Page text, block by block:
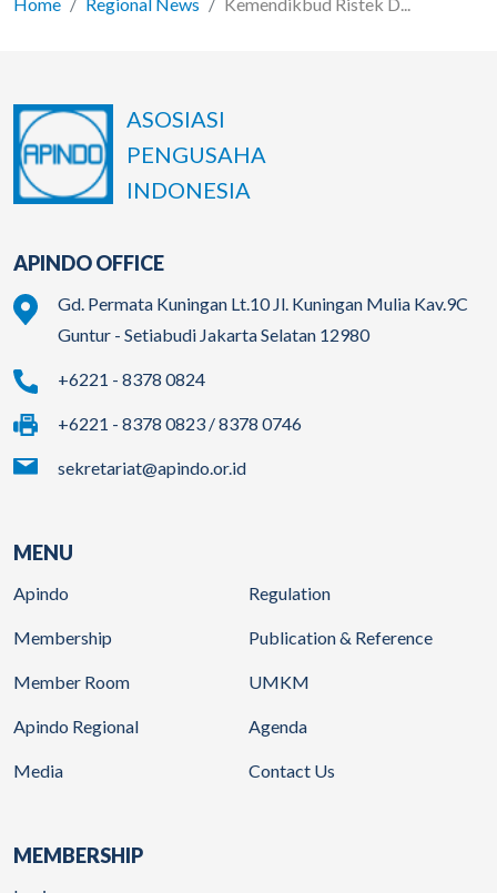
ASOSIASI
PENGUSAHA
INDONESIA
APINDO OFFICE
Gd. Permata Kuningan Lt.10 Jl. Kuningan Mulia Kav.9C
Guntur - Setiabudi Jakarta Selatan 12980
+6221 - 8378 0824
+6221 - 8378 0823 / 8378 0746
sekretariat@apindo.or.id
MENU
Apindo
Membership
Member Room
Apindo Regional
Media
Regulation
Publication & Reference
UMKM
Agenda
Contact Us
MEMBERSHIP